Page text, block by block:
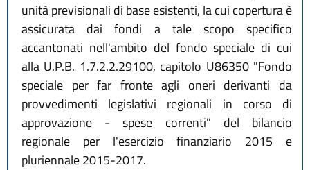
unità previsionali di base esistenti, la cui copertura è
assicurata dai fondi a tale scopo specifico
accantonati nell'ambito del fondo speciale di cui
alla U.P.B. 1.7.2.2.29100, capitolo U86350 "Fondo
speciale per far fronte agli oneri derivanti da
provvedimenti legislativi regionali in corso di
approvazione - spese correnti" del bilancio
regionale per l'esercizio finanziario 2015 e
pluriennale 2015-2017.